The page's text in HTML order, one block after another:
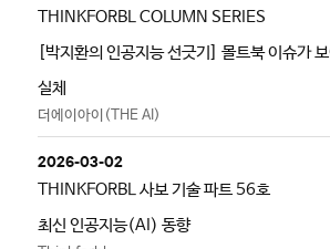
THINKFORBL COLUMN SERIES
[박지환의 인공지능 선긋기] 몰트북 이슈가
실체
더에이아이(THE AI)
2026-03-02
THINKFORBL 사보 기술 파트 56호
최신 인공지능(AI) 동향